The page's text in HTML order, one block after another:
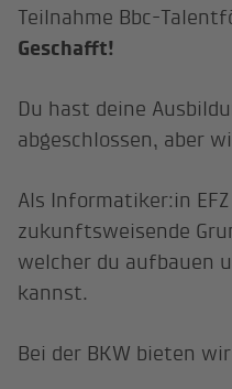
Teilnahme Bbc-
Geschafft!
Du hast deine
abgeschlossen, aber
Als Informatiker:in
zukunftsweisende
welcher du aufbauen
kannst.
Bei der BKW bieten